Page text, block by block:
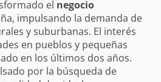
el negocio
impulsando la demanda de
y suburbanas. El interés
en pueblos y pequeñas
en los últimos dos años.
por la búsqueda de